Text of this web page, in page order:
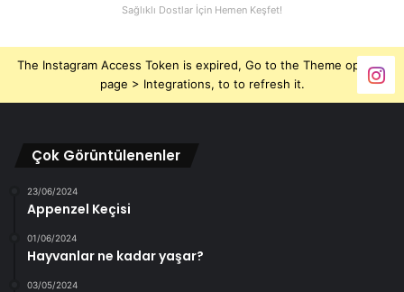
Sağlıklı Dostlar İçin Hemen Keşfet!
The Instagram Access Token is expired, Go to the Theme options
page > Integrations, to to refresh it.
Çok Görüntülenenler
23/06/2024
Appenzel Keçisi
01/06/2024
Hayvanlar ne kadar yaşar?
03/05/2024